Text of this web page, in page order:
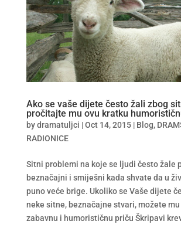
Ako se vaše dijete često žali zbog
pročitajte mu ovu kratku
bydramatuljci |Oct 14, 2015| Blog,
RADIONICE
Sitni problemi na koje se ljudi često žale
beznačajni i smiješni kada shvate da u
puno veće brige. Ukoliko se Vaše dijete
neke sitne, beznačajne stvari, možete
zabavnu i humorističnu priču Škripavi